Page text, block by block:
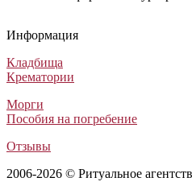
Гробы цинковые
Гробы обитые тканью
Лакированные гробы
Лакированные гробы
Информация
Кладбища
Крематории
Морги
Пособия на погребение
Отзывы
2006-2026 © Ритуальное